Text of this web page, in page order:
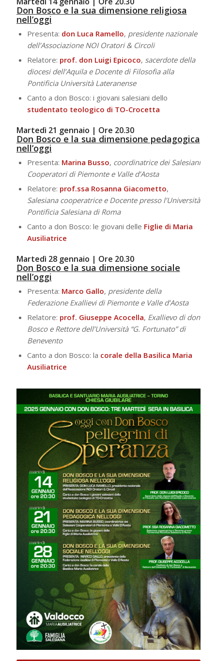
Don Bosco e la sua dimensione religiosa
nell’oggi
Presenta: don Luca Ramello, presidente nazionale
dell’Associazione NOI Oratori & Circoli
Relatore: prof. don Luigi Epicoco, sacerdote della
diocesi dell’Aquila e Docente di Filosofia alla
Pontificia Università Lateranense
Canto a don Bosco: i giovani salesiani dello
studentato teologico di TO-Crocetta
Martedì 21 gennaio | Ore 20.30
Don Bosco e la sua dimensione pedagogica
nell’oggi
Presenta: Marina Busso, coordinatrice dei Salesiani
Cooperatori di Piemonte e Valle d’Aosta
Relatore: prof.ssa Rosanna Giacometto,
Salesiana cooperatrice e Docente presso l’Università
Pontificia Salesiana di Roma
Canto a don Bosco: le giovani delle Figlie di Maria
Ausiliatrice
Martedì 28 gennaio | Ore 20.30
Don Bosco e la sua dimensione sociale
nell’oggi
Presenta: Marco Gallo, presidente della
Federazione Exallievi di Piemonte e Valle d’Aosta
Relatore: prof. Giuseppe Acocella, Exallievo di don
Bosco e Rettore dell’Università “G. Fortunato” di
Benevento
Canto a don Bosco: la corale della Basilica Maria
Ausiliatrice